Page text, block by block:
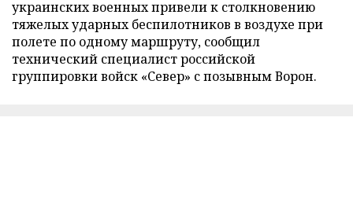
украинских военных привели к столкновению
тяжелых ударных беспилотников в воздухе при
полете по одному маршруту, сообщил
технический специалист российской
группировки войск «Север» с позывным Ворон.